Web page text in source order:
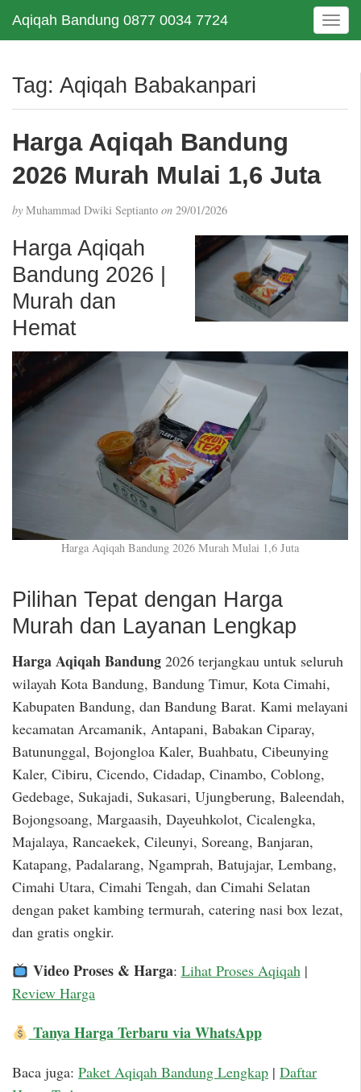
Aqiqah Bandung 0877 0034 7724
T
o
e
t
Tag: Aqiqah Babakanpari
Harga Aqiqah Bandung
2026 Murah Mulai 1,6 Juta
by Muhammad Dwiki Septianto on 29/01/2026
Harga Aqiqah
Bandung 2026 |
Murah dan
Hemat
Harga Aqiqah Bandung 2026 Murah Mulai 1,6 Juta
Pilihan Tepat dengan Harga
Murah dan Layanan Lengkap
Harga Aqiqah Bandung 2026 terjangkau untuk seluruh
wilayah Kota Bandung, Bandung Timur, Kota Cimahi,
Kabupaten Bandung, dan Bandung Barat. Kami melayani
kecamatan Arcamanik, Antapani, Babakan Ciparay,
Batununggal, Bojongloa Kaler, Buahbatu, Cibeunying
Kaler, Cibiru, Cicendo, Cidadap, Cinambo, Coblong,
Gedebage, Sukajadi, Sukasari, Ujungberung, Baleendah,
Bojongsoang, Margaasih, Dayeuhkolot, Cicalengka,
Majalaya, Rancaekek, Cileunyi, Soreang, Banjaran,
Katapang, Padalarang, Ngamprah, Batujajar, Lembang,
Cimahi Utara, Cimahi Tengah, dan Cimahi Selatan
dengan paket kambing termurah, catering nasi box lezat,
dan gratis ongkir.
Video Proses & Harga: Lihat Proses Aqiqah|
Review Harga
Tanya Harga Terbaru via WhatsApp
Baca juga: Paket Aqiqah Bandung Lengkap | Daftar